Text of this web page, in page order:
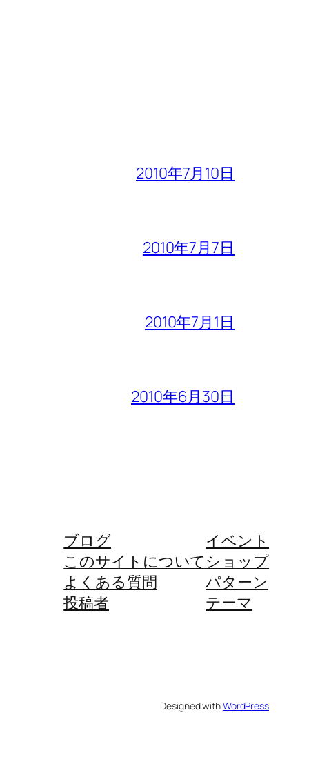
2010年7月10日
2010年7月7日
2010年7月1日
2010年6月30日
ブログ
このサイトについて
よくある質問
投稿者
イベント
ショップ
パターン
テーマ
Designed withWordPress